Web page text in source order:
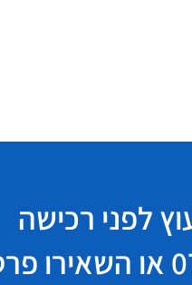
לפני רכישה
או השאירו